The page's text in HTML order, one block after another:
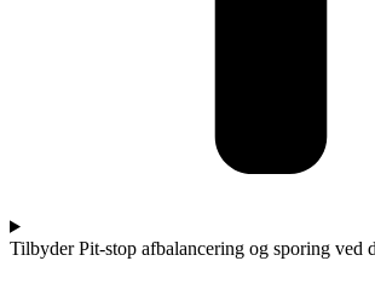
Tilbyder Pit-stop afbalancering og sporing ved